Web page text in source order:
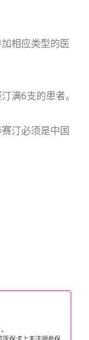
相应类型的医
满6支的患者。
汀必须是中国